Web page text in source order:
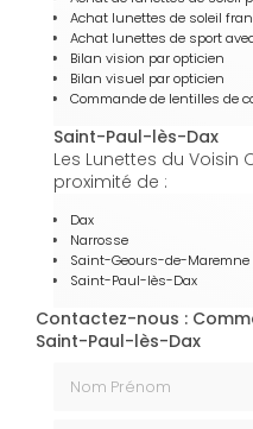
Achat lunettes de soleil
Achat lunettes de sport
Bilan vision par opticien
Bilan visuel par opticien
Commande de lentilles de
Saint-Paul-lès-Dax
Les Lunettes du Voisin
proximité de :
Dax
Narrosse
Saint-Geours-de-Maremne
Saint-Paul-lès-Dax
Contactez-nous :
Saint-Paul-lès-Dax